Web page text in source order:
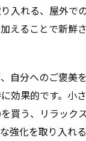
入れる、屋外で
えることで新鮮さ
自分へのご褒美
効果的です。小
買う、リラック
強化を取り入れ